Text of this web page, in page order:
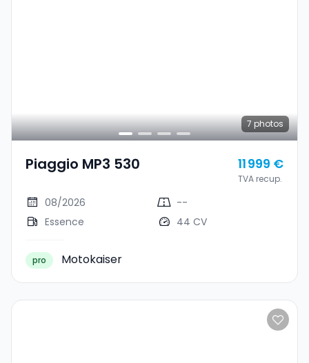
7 photos
Piaggio MP3 530 11 999 €
TVA recup.
08/2026
--
Essence
44 CV
pro Motokaiser